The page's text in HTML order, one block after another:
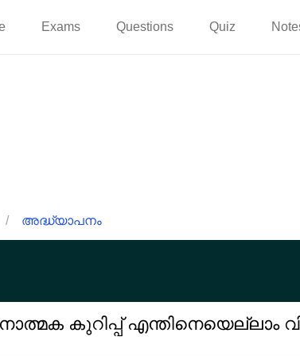
Exams Questions Quiz
/ അദ്ധ്യാപനം
കുറിപ്പ് എന്തിനെയെല്ലാം